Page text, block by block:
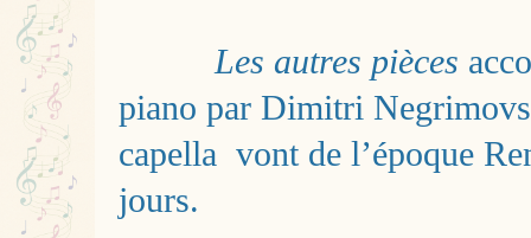
Les autres pièces
piano par Dimitri
capella vont de l’époque
jours.